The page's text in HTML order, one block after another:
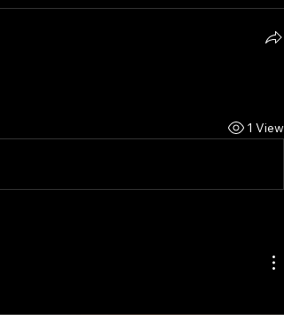
1 View